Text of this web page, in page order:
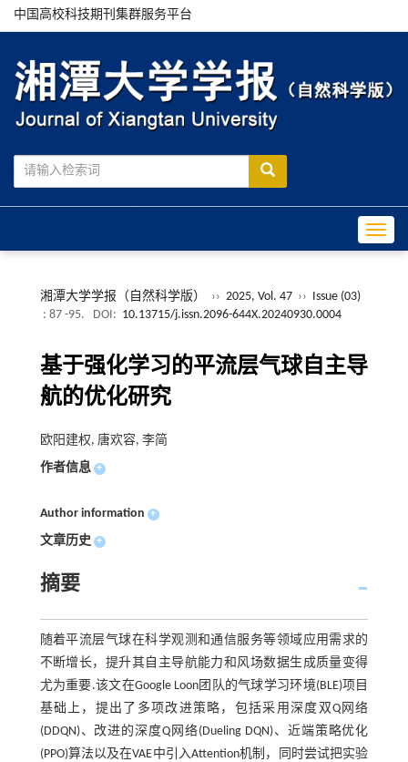
中国高校科技期刊集群服务平台
湘潭大学学报（自然科学版） ›› 2025, Vol. 47 ›› Issue (03)
: 87 -95.
DOI: 10.13715/j.issn.2096-644X.20240930.0004
基于强化学习的平流层气球自主导
航的优化研究
欧阳建权, 唐欢容, 李简
作者信息 +
Author information +
文章历史 +
摘要
随着平流层气球在科学观测和通信服务等领域应用需求的
不断增长，提升其自主导航能力和风场数据生成质量变得
尤为重要.该文在Google Loon团队的气球学习环境(BLE)项目
基础上，提出了多项改进策略，包括采用深度双Q网络
(DDQN)、改进的深度Q网络(Dueling DQN)、近端策略优化
(PPO)算法以及在VAE中引入Attention机制，同时尝试把实验